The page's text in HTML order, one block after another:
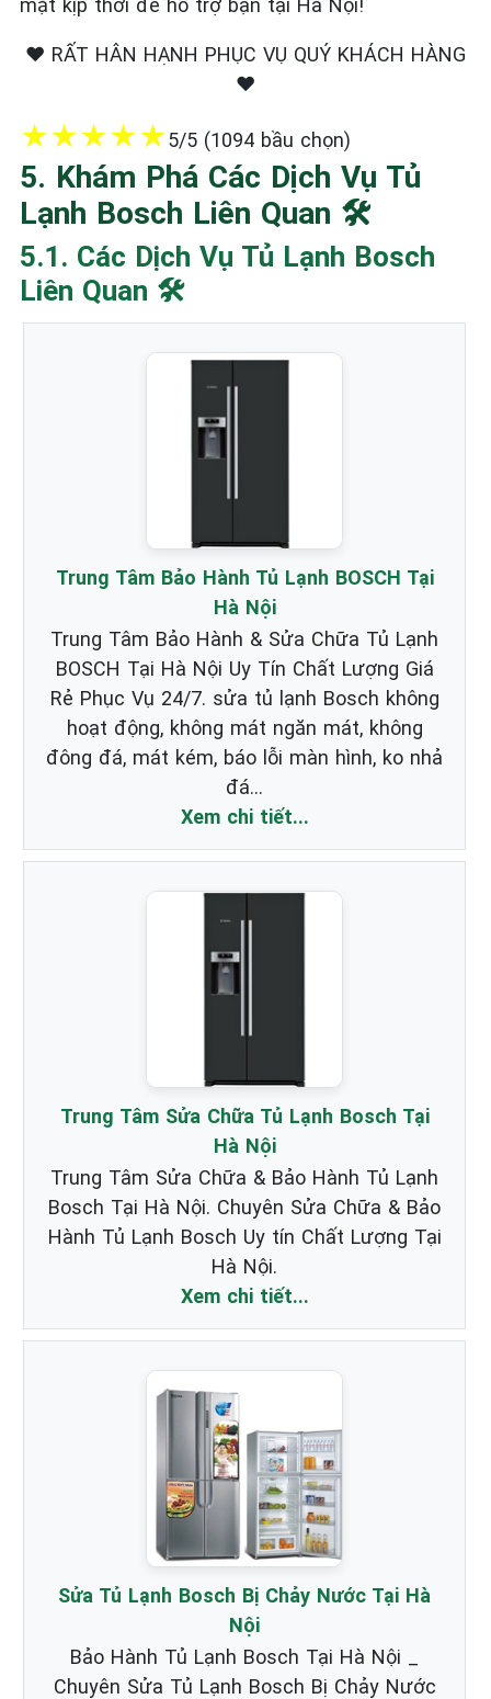
mặt kịp thời để hỗ trợ bạn tại Hà Nội!
❤️ RẤT HÂN HẠNH PHỤC VỤ QUÝ KHÁCH HÀNG
❤️
★★★★★5/5 (1094 bầu chọn)
5. Khám Phá Các Dịch Vụ Tủ
Lạnh Bosch Liên Quan 🛠️
5.1. Các Dịch Vụ Tủ Lạnh Bosch
Liên Quan 🛠️
Trung Tâm Bảo Hành Tủ Lạnh BOSCH Tại
Hà Nội
Trung Tâm Bảo Hành & Sửa Chữa Tủ Lạnh
BOSCH Tại Hà Nội Uy Tín Chất Lượng Giá
Rẻ Phục Vụ 24/7. sửa tủ lạnh Bosch không
hoạt động, không mát ngăn mát, không
đông đá, mát kém, báo lỗi màn hình, ko nhả
đá...
Xem chi tiết...
Trung Tâm Sửa Chữa Tủ Lạnh Bosch Tại
Hà Nội
Trung Tâm Sửa Chữa & Bảo Hành Tủ Lạnh
Bosch Tại Hà Nội. Chuyên Sửa Chữa & Bảo
Hành Tủ Lạnh Bosch Uy tín Chất Lượng Tại
Hà Nội.
Xem chi tiết...
Sửa Tủ Lạnh Bosch Bị Chảy Nước Tại Hà
Nội
Bảo Hành Tủ Lạnh Bosch Tại Hà Nội _
Chuyên Sửa Tủ Lạnh Bosch Bị Chảy Nước